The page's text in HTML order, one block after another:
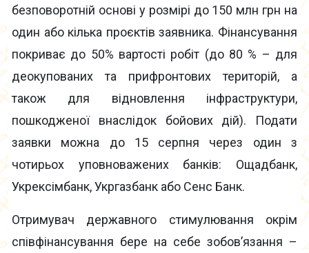
безповоротній основі у розмірі до 150 млн грн на
один або кілька проєктів заявника. Фінансування
покриває до 50% вартості робіт (до 80 % – для
деокупованих та прифронтових територій, а
також для відновлення інфраструктури,
пошкодженої внаслідок бойових дій). Подати
заявки можна до 15 серпня через один з
чотирьох уповноважених банків: Ощадбанк,
Укрексімбанк, Укргазбанк або Сенс Банк.
Отримувач державного стимулювання окрім
співфінансування бере на себе зобов’язання –